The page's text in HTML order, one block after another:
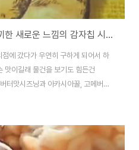
해태 허니버터칩, 달콤하고 느끼한 새로운 느낌의 감자칩 시식기와 주위 반응
에 갔다가 우연히 구하게 되어서 하
맛이길래 물건을 보기도 힘든건
터맛시즈닝과 아카시아꿀, 고메버터
과자는 당류가 높거나 나트륨이 높아
과 포화지방의 함량은 좀 높은 편입니
바라겠습니다~ 뭐 겉모습은 일반